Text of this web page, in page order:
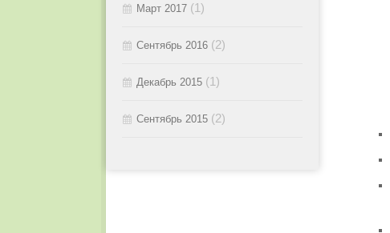
Март 2017 (1)
Сентябрь 2016 (2)
Декабрь 2015 (1)
Сентябрь 2015 (2)